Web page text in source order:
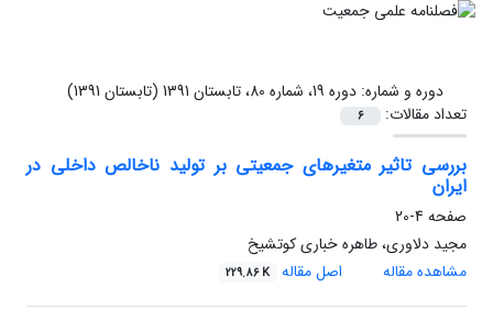
دوره و شماره:دوره 19، شماره 80، تابستان 1391 (تابستان 1391)
تعداد مقالات:
6
بررسی تاثیر متغیرهای جمعیتی بر تولید ناخالص داخلی در
ایران
صفحه 4-20
مجید دلاوری، طاهره خباری کوتشیخ
مشاهده مقاله
اصل مقاله 229.86 K